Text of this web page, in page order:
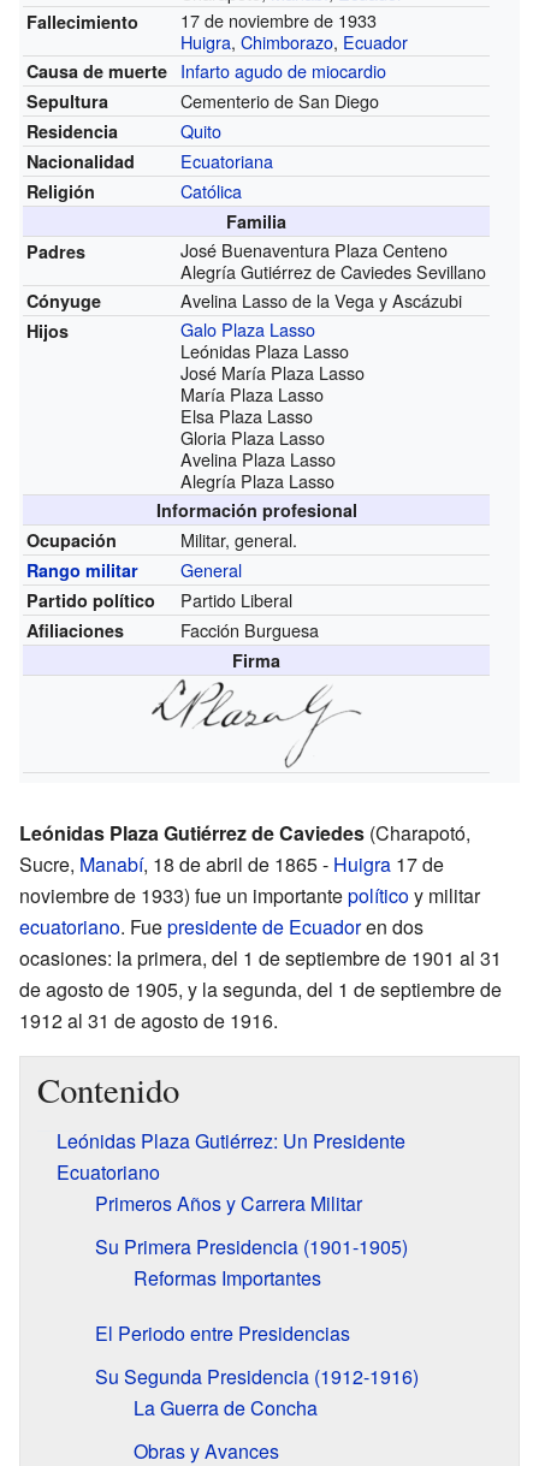
Fallecimiento
17 de noviembre de 1933
Huigra,Chimborazo, Ecuador
Causa de muerte Infarto agudo de miocardio
Sepultura Cementerio de San Diego
Residencia Quito
Nacionalidad Ecuatoriana
Religión Católica
Familia
Padres
José Buenaventura Plaza Centeno
Alegría Gutiérrez de Caviedes Sevillano
Cónyuge Avelina Lasso de la Vega y Ascázubi
Hijos
Galo Plaza Lasso
Leónidas Plaza Lasso
José María Plaza Lasso
María Plaza Lasso
Elsa Plaza Lasso
Gloria Plaza Lasso
Avelina Plaza Lasso
Alegría Plaza Lasso
Información profesional
Ocupación
Militar, general.
Rango militar General
Partido político Partido Liberal
Afiliaciones Facción Burguesa
Firma
Leónidas Plaza Gutiérrez de Caviedes (Charapotó,
Sucre, Manabí, 18 de abril de 1865 - Huigra 17 de
noviembre de 1933) fue un importantepolíticoy militar
ecuatoriano. Fuepresidente de Ecuadoren dos
ocasiones: la primera, del 1 de septiembre de 1901 al 31
de agosto de 1905, y la segunda, del 1 de septiembre de
1912 al 31 de agosto de 1916.
Contenido
Leónidas Plaza Gutiérrez: Un Presidente
Ecuatoriano
Primeros Años y Carrera Militar
Su Primera Presidencia (1901-1905)
Reformas Importantes
El Periodo entre Presidencias
Su Segunda Presidencia (1912-1916)
La Guerra de Concha
Obras y Avances